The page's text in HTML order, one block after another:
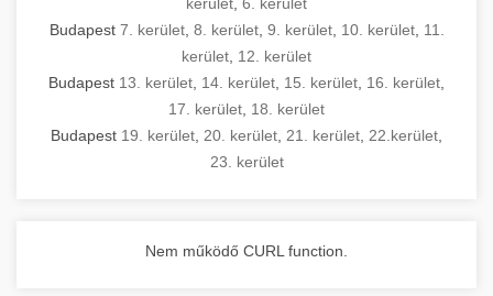
Budapest 7. kerület, 8. kerület, 9. kerület, 10. kerület, 11.
kerület 12. kerület
Budapest 13. kerület 14. kerület 15. kerület 16. kerület
17. kerület 18. kerület
Budapest 19. kerület 20. kerület 21. kerület 22.kerület
23. kerület
Nem működő CURL function.